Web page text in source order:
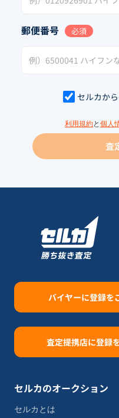
郵便番号 必須
セルカか
利用規約と 個人
査
バイヤーに登録を
査定提携店に登録
セルカのオークション
セルカとは